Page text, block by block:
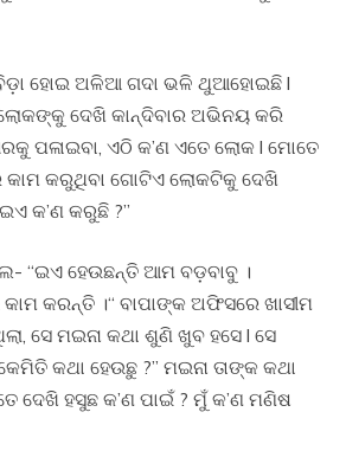
ହୋଇ ଅଳିଆ ଗଦା ଭଳି ଥୁଆହୋଇଛି l
ଦେଖି କାନ୍ଦିବାର ଅଭିନୟ କରି
ପଳାଇବା, ଏଠି କ’ଣ ଏତେ ଲୋକ l ମୋତେ
କାମ କରୁଥିବା ଗୋଟିଏ ଲୋକଟିକୁ ଦେଖି
କ’ଣ କରୁଛି ?”
“ଇଏ ହେଉଛନ୍ତି ଆମ ବଡ଼ବାବୁ ।
କରନ୍ତି ।“ ବାପାଙ୍କ ଅଫିସରେ ଖାସୀମ
ସେ ମଇନା କଥା ଶୁଣି ଖୁବ ହସେ l ସେ
କଥା ହେଉଛୁ ?” ମଇନା ତାଙ୍କ କଥା
ଦେଖି ହସୁଛ କ’ଣ ପାଇଁ ? ମୁଁ କ’ଣ ମଣିଷ